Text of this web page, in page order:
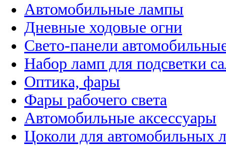
Автомобильные лампы
Дневные ходовые огни
Свето-панели
Набор ламп для подсветки
Оптика, фары
Фары рабочего света
Автомобильные аксессуары
Цоколи для автомобильных